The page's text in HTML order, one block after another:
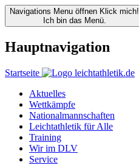
Navigations Menu öffnen Klick mich!
Ich bin das Menü.
Hauptnavigation
Startseite
Aktuelles
Wettkämpfe
Nationalmannschaften
Leichtathletik für Alle
Training
Wir im DLV
Service